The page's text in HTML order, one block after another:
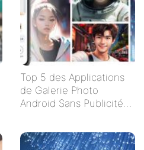
Top 5 des Applications
de Galerie Photo
Android Sans Publicités